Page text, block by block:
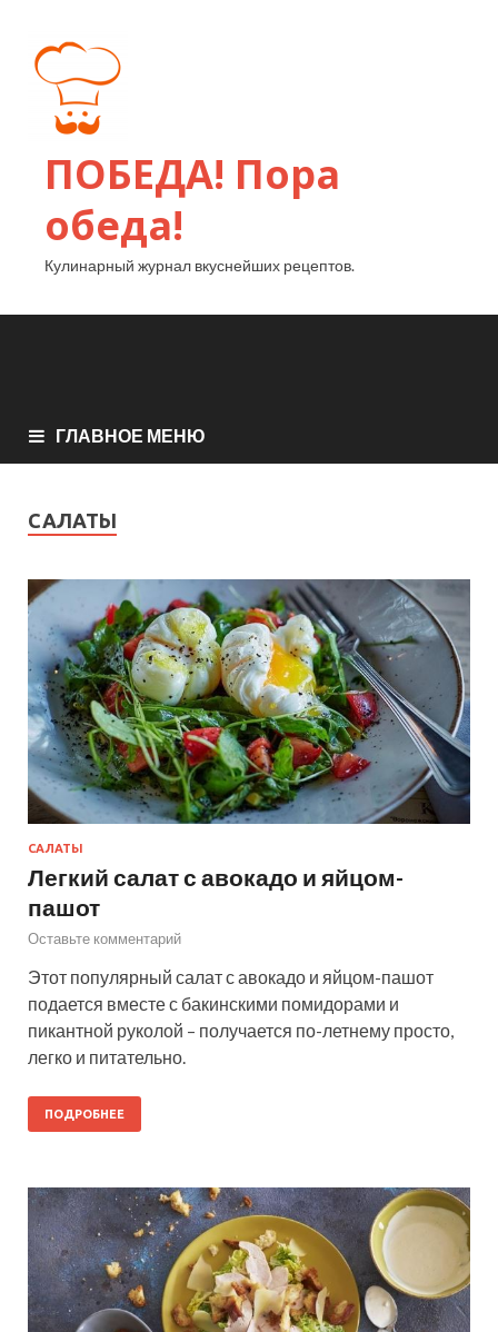
ПОБЕДА! Пора
обеда!
Кулинарный журнал вкуснейших рецептов.
ГЛАВНОЕ МЕНЮ
САЛАТЫ
САЛАТЫ
Легкий салат с авокадо и яйцом-
пашот
Оставьте комментарий
Этот популярный салат с авокадо и яйцом-пашот
подается вместе с бакинскими помидорами и
пикантной руколой – получается по-летнему просто,
легко и питательно.
ПОДРОБНЕЕ